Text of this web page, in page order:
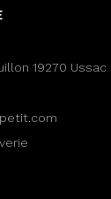
19270 Ussac